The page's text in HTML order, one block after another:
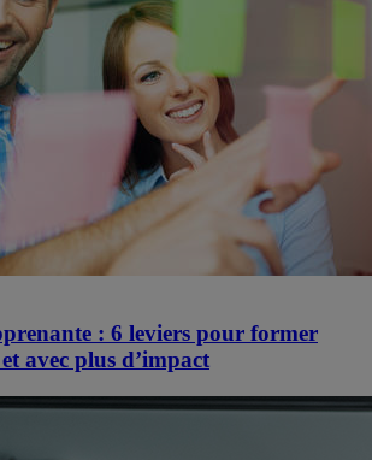
: 6 leviers pour former
avec plus d’impact